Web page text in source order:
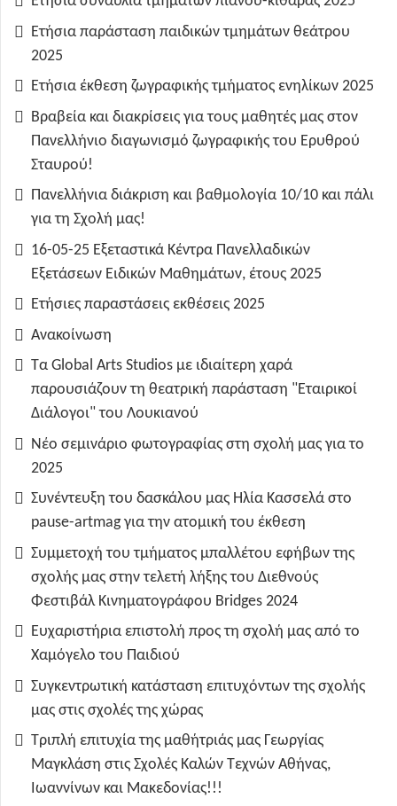
Ετήσια παράσταση παιδικών τμημάτων θεάτρου
2025
Ετήσια έκθεση ζωγραφικής τμήματος ενηλίκων 2025
Βραβεία και διακρίσεις για τους μαθητές μας στον
Πανελλήνιο διαγωνισμό ζωγραφικής του Ερυθρού
Σταυρού!
Πανελλήνια διάκριση και βαθμολογία 10/10 και πάλι
για τη Σχολή μας!
16-05-25 Εξεταστικά Κέντρα Πανελλαδικών
Εξετάσεων Ειδικών Μαθημάτων, έτους 2025
Ετήσιες παραστάσεις εκθέσεις 2025
Ανακοίνωση
Τα Global Arts Studios με ιδιαίτερη χαρά
παρουσιάζουν τη θεατρική παράσταση "Εταιρικοί
Διάλογοι" του Λουκιανού
Νέο σεμινάριο φωτογραφίας στη σχολή μας για το
2025
Συνέντευξη του δασκάλου μας Ηλία Κασσελά στο
pause-artmag για την ατομική του έκθεση
Συμμετοχή του τμήματος μπαλλέτου εφήβων της
σχολής μας στην τελετή λήξης του Διεθνούς
Φεστιβάλ Κινηματογράφου Bridges 2024
Ευχαριστήρια επιστολή προς τη σχολή μας από το
Χαμόγελο του Παιδιού
Συγκεντρωτική κατάσταση επιτυχόντων της σχολής
μας στις σχολές της χώρας
Τριπλή επιτυχία της μαθήτριάς μας Γεωργίας
Μαγκλάση στις Σχολές Καλών Τεχνών Αθήνας,
Ιωαννίνων και Μακεδονίας!!!